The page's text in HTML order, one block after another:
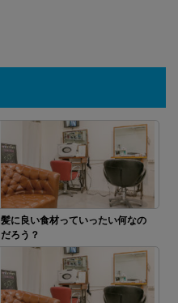
髪に良い食材っていったい何なの
だろう？